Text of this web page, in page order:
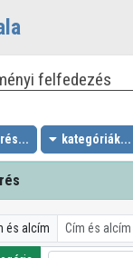
felfedezés
kategóriák...
és alcím